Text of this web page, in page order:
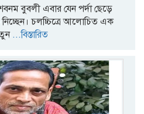
বুবলী এবার যেন পর্দা ছেড়ে
নিচ্ছেন। চলচ্চিত্রে আলোচিত এক
...বিস্তারিত